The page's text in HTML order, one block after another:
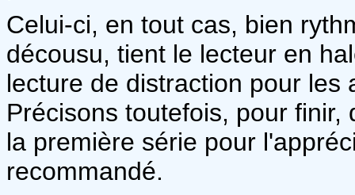
Celui-ci, en tout cas, bien
décousu, tient le lecteur en
lecture de distraction pour les
Précisons toutefois, pour
la première série pour
recommandé.